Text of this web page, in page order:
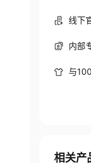
线下
内部
与
相关产